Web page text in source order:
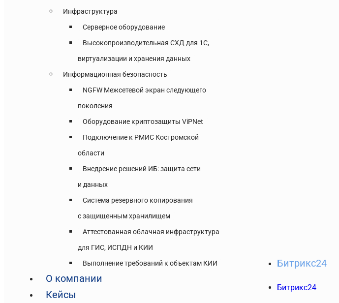
Инфраструктура
Серверное оборудование
Высокопроизводительная СХД для 1С,
виртуализации и хранения данных
Информационная безопасность
NGFW Межсетевой экран следующего
поколения
Оборудование криптозащиты ViPNet
Подключение к РМИС Костромской
области
Внедрение решений ИБ: защита сети
и данных
Система резервного копирования
с защищенным хранилищем
Аттестованная облачная инфраструктура
для ГИС, ИСПДН и КИИ
Выполнение требований к объектам КИИ
О компании
Кейсы
Битрикс24
Битрикс24